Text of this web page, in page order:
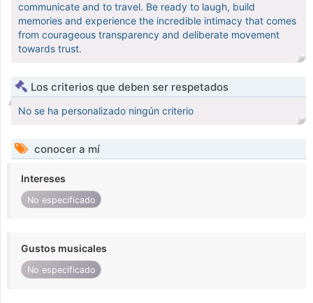
communicate and to travel. Be ready to laugh, build
memories and experience the incredible intimacy that comes
from courageous transparency and deliberate movement
towards trust.
Los criterios que deben ser respetados
No se ha personalizado ningún criterio
conocer a mí
Intereses
No especificado
Gustos musicales
No especificado